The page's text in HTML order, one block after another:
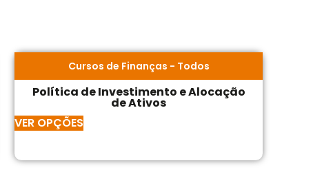
Cursos de Finanças - Todos
Política de Investimento e Alocação
de Ativos
VER OPÇÕES